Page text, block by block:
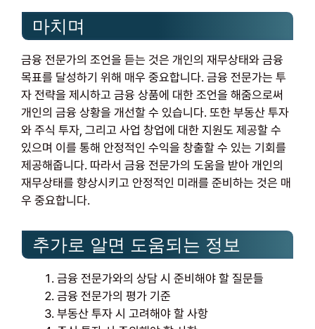
마치며
금융 전문가의 조언을 듣는 것은 개인의 재무상태와 금융
목표를 달성하기 위해 매우 중요합니다. 금융 전문가는 투
자 전략을 제시하고 금융 상품에 대한 조언을 해줌으로써
개인의 금융 상황을 개선할 수 있습니다. 또한 부동산 투자
와 주식 투자, 그리고 사업 창업에 대한 지원도 제공할 수
있으며 이를 통해 안정적인 수익을 창출할 수 있는 기회를
제공해줍니다. 따라서 금융 전문가의 도움을 받아 개인의
재무상태를 향상시키고 안정적인 미래를 준비하는 것은 매
우 중요합니다.
추가로 알면 도움되는 정보
금융 전문가와의 상담 시 준비해야 할 질문들
금융 전문가의 평가 기준
부동산 투자 시 고려해야 할 사항